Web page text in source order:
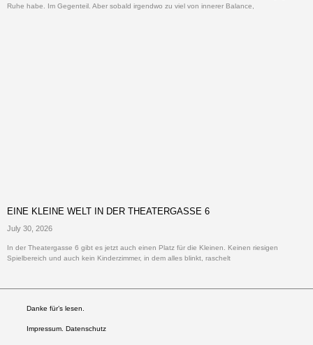
Ruhe habe. Im Gegenteil. Aber sobald irgendwo zu viel von innerer Balance,
EINE KLEINE WELT IN DER THEATERGASSE 6
July 30, 2026
In der Theatergasse 6 gibt es jetzt auch einen Platz für die Kleinen. Keinen riesigen
Spielbereich und auch kein Kinderzimmer, in dem alles blinkt, raschelt
Danke für’s lesen.
Impressum. Datenschutz